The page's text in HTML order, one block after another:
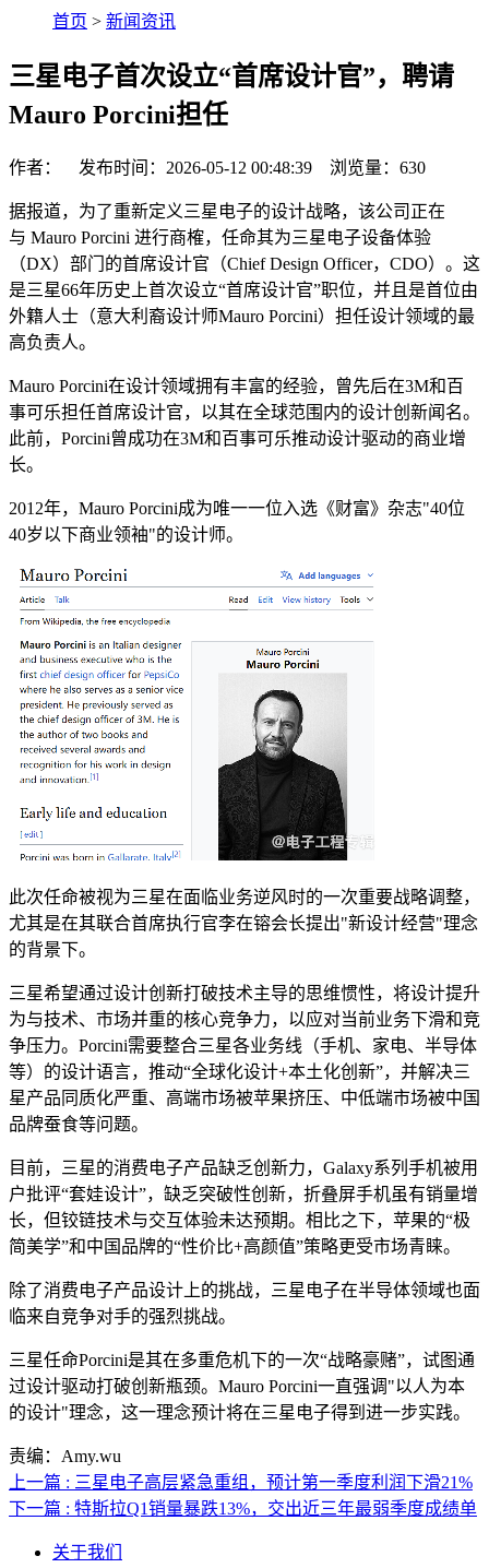
首页 > 新闻资讯
三星电子首次设立“首席设计官”，聘请
Mauro Porcini担任
作者： 发布时间：2026-05-12 00:48:39 浏览量： 630
据报道，为了重新定义三星电子的设计战略，该公司正在
与 Mauro Porcini 进行商榷，任命其为三星电子设备体验
（DX）部门的首席设计官（Chief Design Officer，CDO）。这
是三星66年历史上首次设立“首席设计官”职位，并且是首位由
外籍人士（意大利裔设计师Mauro Porcini）担任设计领域的最
高负责人。
Mauro Porcini在设计领域拥有丰富的经验，曾先后在3M和百
事可乐担任首席设计官，以其在全球范围内的设计创新闻名。
此前，Porcini曾成功在3M和百事可乐推动设计驱动的商业增
长。
2012年，Mauro Porcini成为唯一一位入选《财富》杂志"40位
40岁以下商业领袖"的设计师。
此次任命被视为三星在面临业务逆风时的一次重要战略调整，
尤其是在其联合首席执行官李在镕会长提出"新设计经营"理念
的背景下。
三星希望通过设计创新打破技术主导的思维惯性，将设计提升
为与技术、市场并重的核心竞争力，以应对当前业务下滑和竞
争压力。Porcini需要整合三星各业务线（手机、家电、半导体
等）的设计语言，推动“全球化设计+本土化创新”，并解决三
星产品同质化严重、高端市场被苹果挤压、中低端市场被中国
品牌蚕食等问题。
目前，三星的消费电子产品缺乏创新力，Galaxy系列手机被用
户批评“套娃设计”，缺乏突破性创新，折叠屏手机虽有销量增
长，但铰链技术与交互体验未达预期。相比之下，苹果的“极
简美学”和中国品牌的“性价比+高颜值”策略更受市场青睐。
除了消费电子产品设计上的挑战，三星电子在半导体领域也面
临来自竞争对手的强烈挑战。
三星任命Porcini是其在多重危机下的一次“战略豪赌”，试图通
过设计驱动打破创新瓶颈。Mauro Porcini一直强调"以人为本
的设计"理念，这一理念预计将在三星电子得到进一步实践。
责编：Amy.wu
上一篇 : 三星电子高层紧急重组，预计第一季度利润下滑21%
下一篇 : 特斯拉Q1销量暴跌13%，交出近三年最弱季度成绩单
关于我们